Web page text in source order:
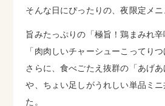
そんな日にぴったりの、夜限定メニ
旨みたっぷりの「極旨！鶏まみれ辛
「肉肉しいチャーシューこってりつ
さらに、食べごたえ抜群の「あげあ
や、ちょい足しがうれしい単品ミ
た。